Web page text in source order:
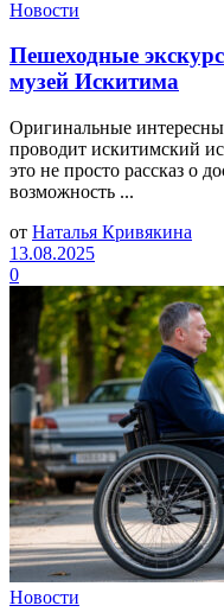
Новости
Пешеходные
музей Искитима
Оригинальные
проводит искитимский
это не просто рассказ о
возможность ...
от Наталья Кривякина
13.08.2025
0
Новости